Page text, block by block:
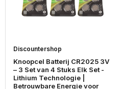
Discountershop
Knoopcel Batterij CR2025 3V
– 3 Set van 4 Stuks Elk Set -
Lithium Technologie |
Betrouwbare Energie voor